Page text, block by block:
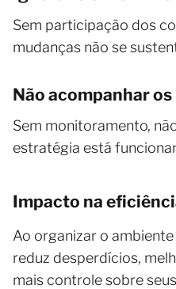
Sem participação dos
mudanças não se
Não acompanhar
Sem monitoramento,
estratégia está
Impacto na
Ao organizar o
reduz desperdícios,
mais controle sobre